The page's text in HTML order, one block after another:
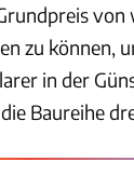
von
zu können,
in der
Baureihe